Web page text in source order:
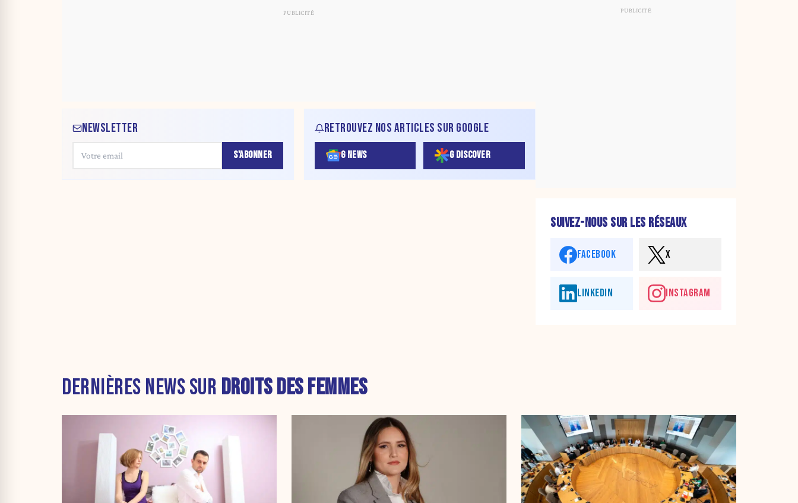
NEWSLETTER
S'ABONNER
RETROUVEZ NOS ARTICLES SUR GOOGLE
G NEWS G DISCOVER
SUIVEZ-NOUS SUR LES RÉSEAUX
FACEBOOK X
LINKEDIN INSTAGRAM
DERNIÈRES NEWS SUR DROITS DES FEMMES